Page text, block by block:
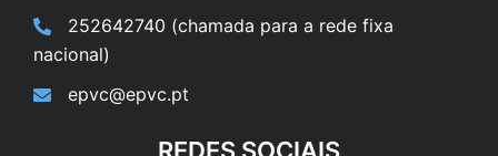
252642740 (chamada para a rede fixa
nacional)
epvc@epvc.pt
REDES SOCIAIS